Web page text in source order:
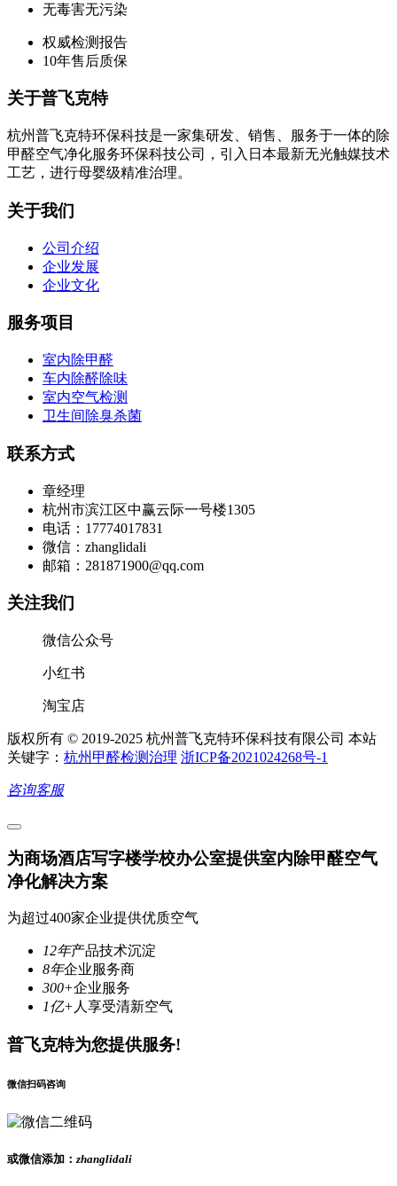
无毒害无污染
权威检测报告
10年售后质保
关于普飞克特
杭州普飞克特环保科技是一家集研发、销售、服务于一体的除
甲醛空气净化服务环保科技公司，引入日本最新无光触媒技术
工艺，进行母婴级精准治理。
关于我们
公司介绍
企业发展
企业文化
服务项目
室内除甲醛
车内除醛除味
室内空气检测
卫生间除臭杀菌
联系方式
章经理
杭州市滨江区中赢云际一号楼1305
电话：17774017831
微信：zhanglidali
邮箱：281871900@qq.com
关注我们
微信公众号
小红书
淘宝店
版权所有 © 2019-2025 杭州普飞克特环保科技有限公司 本站
关键字： 杭州甲醛检测治理 浙ICP备2021024268号-1
咨询客服
为商场酒店写字楼学校办公室提供室内除甲醛空气
净化解决方案
为超过400家企业提供优质空气
12年产品技术沉淀
8年企业服务商
300+企业服务
1亿+ 人享受清新空气
普飞克特为您提供服务!
微信扫码咨询
或微信添加：zhanglidali